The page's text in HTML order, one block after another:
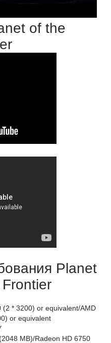
of the
Planet
* 3200) or equivalent/AMD
or equivalent
MB)/Radeon HD 6750